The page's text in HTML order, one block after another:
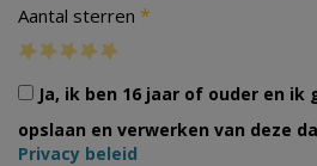
Aantal sterren *
Ja, ik ben 16 jaar of ouder en
opslaan en verwerken van deze
Privacy beleid